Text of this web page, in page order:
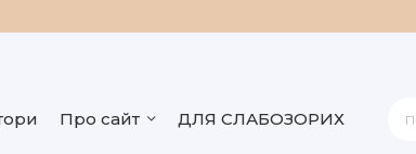
Про сайт ДЛЯ СЛАБОЗОРИХ